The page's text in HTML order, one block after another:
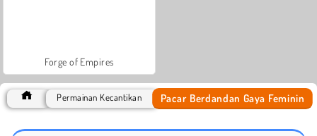
Forge of Empires
Permainan Kecantikan Pacar Berdandan Gaya Feminin